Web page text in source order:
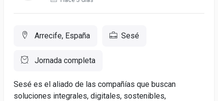
Arrecife, España Sesé
Jornada completa
Sesé es el aliado de las compañías que buscan
soluciones integrales, digitales, sostenibles,